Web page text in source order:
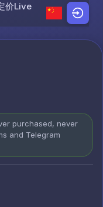
价Live
purchased, never
and Telegram